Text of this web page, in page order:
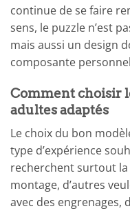
continue de se faire
sens, le puzzle n’est
mais aussi un design
composante
Comment choisir
adultes adaptés
Le choix du bon
type d’expérience
recherchent surtout
montage, d’autres
avec des engrenages,